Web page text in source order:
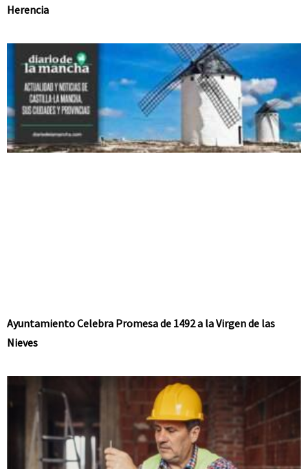
Herencia
Ayuntamiento Celebra Promesa de 1492 a la Virgen de las
Nieves